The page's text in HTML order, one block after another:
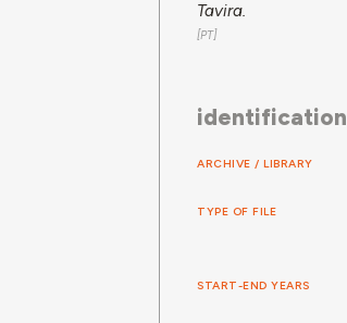
Tavira.
identification
ARCHIVE / LIBRARY
TYPE OF FILE
START-END YEARS